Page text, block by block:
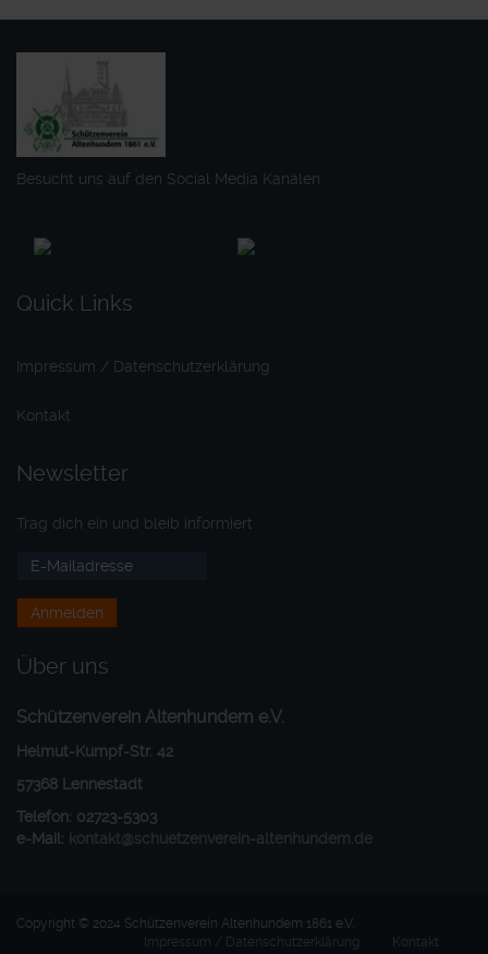
Besucht uns auf den Social Media Kanälen
Quick Links
Impressum / Datenschutzerklärung
Kontakt
Newsletter
Trag dich ein und bleib informiert
Über uns
Schützenverein Altenhundem e.V.
Helmut-Kumpf-Str. 42
57368 Lennestadt
Telefon: 02723-5303
e-Mail: kontakt@schuetzenverein-altenhundem.de
Copyright © 2024 Schützenverein Altenhundem 1861 e.V.
Impressum / Datenschutzerklärung
Kontakt